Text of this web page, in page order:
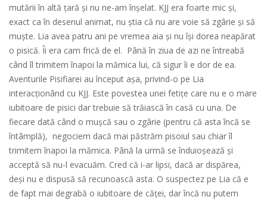
mutării în altă țară și nu ne-am înșelat. KJJ era foarte mic și,
exact ca în desenul animat, nu știa că nu are voie să zgârie și să
muște. Lia avea patru ani pe vremea aia și nu își dorea neapărat
o pisică. Îi era cam frică de el. Până în ziua de azi ne întreabă
când îl trimitem înapoi la mămica lui, că sigur îi e dor de ea.
Aventurile Pisifiarei au început așa, privind-o pe Lia
interacționând cu KJJ. Este povestea unei fetițe care nu e o mare
iubitoare de pisici dar trebuie să trăiască în casă cu una. De
fiecare dată când o mușcă sau o zgârie (pentru că asta încă se
întâmplă), negociem dacă mai păstrăm pisoiul sau chiar îl
trimitem înapoi la mămica. Până la urmă se înduioșează și
acceptă să nu-l evacuăm. Cred că i-ar lipsi, dacă ar dispărea,
deși nu e dispusă să recunoască asta. O suspectez pe Lia că e
de fapt mai degrabă o iubitoare de căței, dar încă nu putem